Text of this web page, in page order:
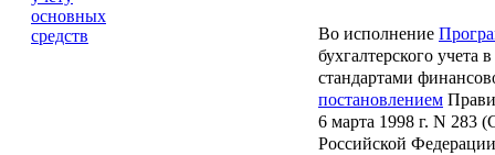
Во исполнение
бухгалтерского
стандартами
постановлением
6 марта 1998 г. N 283
Российской